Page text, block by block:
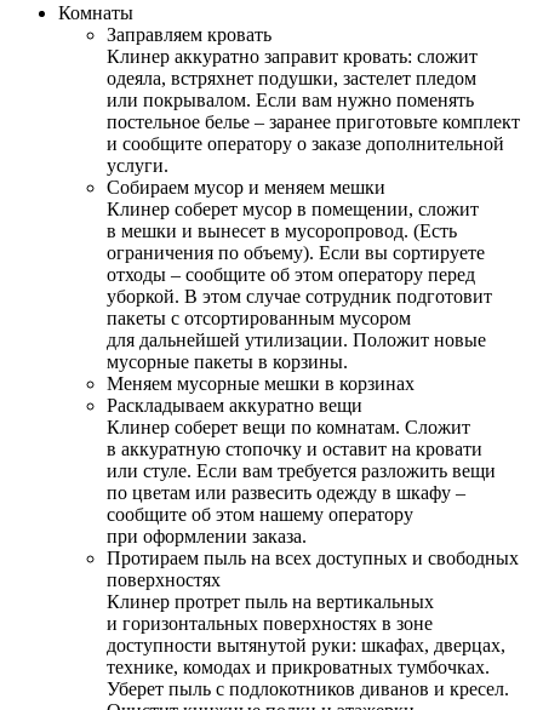
Комнаты
Заправляем кровать
Клинер аккуратно заправит кровать: сложит
одеяла, встряхнет подушки, застелет пледом
или покрывалом. Если вам нужно поменять
постельное белье – заранее приготовьте комплект
и сообщите оператору о заказе дополнительной
услуги.
Собираем мусор и меняем мешки
Клинер соберет мусор в помещении, сложит
в мешки и вынесет в мусоропровод. (Есть
ограничения по объему). Если вы сортируете
отходы – сообщите об этом оператору перед
уборкой. В этом случае сотрудник подготовит
пакеты с отсортированным мусором
для дальнейшей утилизации. Положит новые
мусорные пакеты в корзины.
Меняем мусорные мешки в корзинах
Раскладываем аккуратно вещи
Клинер соберет вещи по комнатам. Сложит
в аккуратную стопочку и оставит на кровати
или стуле. Если вам требуется разложить вещи
по цветам или развесить одежду в шкафу –
сообщите об этом нашему оператору
при оформлении заказа.
Протираем пыль на всех доступных и свободных
поверхностях
Клинер протрет пыль на вертикальных
и горизонтальных поверхностях в зоне
доступности вытянутой руки: шкафах, дверцах,
технике, комодах и прикроватных тумбочках.
Уберет пыль с подлокотников диванов и кресел.